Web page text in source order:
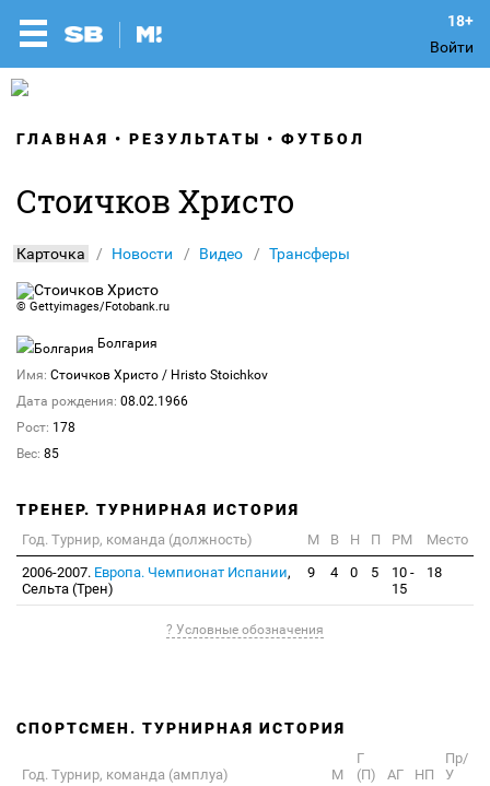
Войти
ГЛАВНАЯ РЕЗУЛЬТАТЫ ФУТБОЛ
Стоичков Христо
Карточка Новости Видео Трансферы
© Gettyimages/Fotobank.ru
Болгария
Имя: Стоичков Христо / Hristo Stoichkov
Дата рождения: 08.02.1966
Рост: 178
Вес: 85
ТРЕНЕР. ТУРНИРНАЯ ИСТОРИЯ
Год. Турнир, команда (должность) М В Н П РМ
Место
2006-2007. Европа. Чемпионат Испании,
Сельта (Трен)
9 4 0 5
10 -
15
18
? Условные обозначения
СПОРТСМЕН. ТУРНИРНАЯ ИСТОРИЯ
Год. Турнир, команда (амплуа) М
Г
(П)
АГ НП
Пр/
У